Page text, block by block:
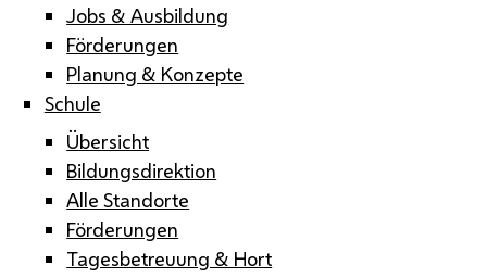
Jobs & Ausbildung
Förderungen
Planung & Konzepte
Schule
Übersicht
Bildungsdirektion
Alle Standorte
Förderungen
Tagesbetreuung & Hort